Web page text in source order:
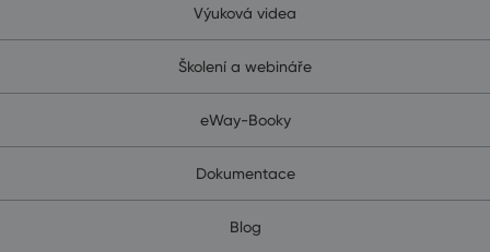
Výuková videa
Školení a webináře
eWay-Booky
Dokumentace
Blog